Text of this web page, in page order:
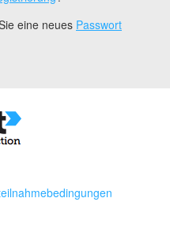
eine neues Passwort